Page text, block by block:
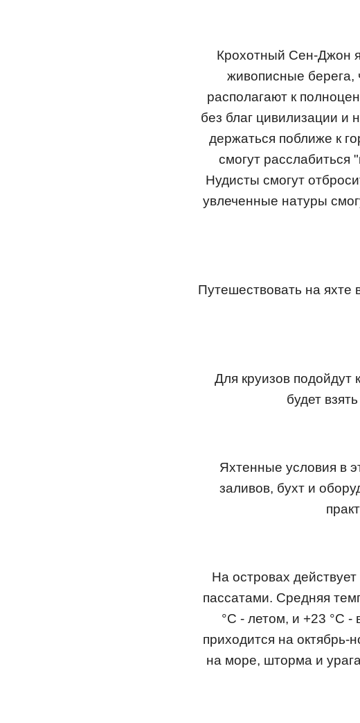
Крохотный Сен-Джон
живописные берега,
располагают к
без благ цивилизации и
держаться поближе к
смогут
Нудисты смогут
увлеченные натуры
Путешествовать на яхте
Для круизов
будет
Яхтенные условия в
заливов, бухт и
На островах
пассатами. Средняя
°С - летом, и +23 °С
приходится на октябрь-
на море, шторма и